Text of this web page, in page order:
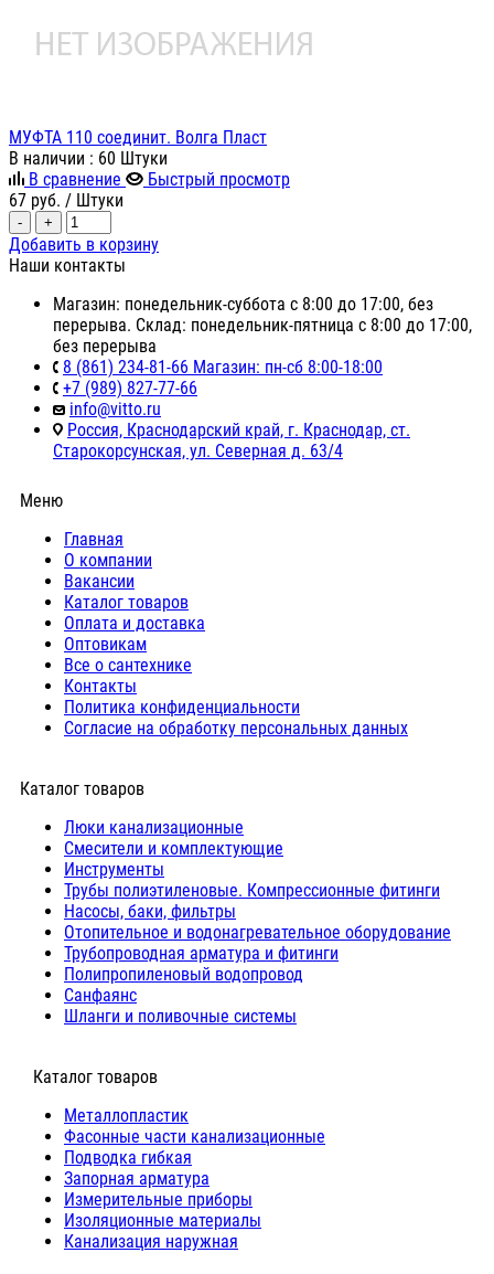
МУФТА 110 соединит. Волга Пласт
В наличии : 60 Штуки
В сравнение
Быстрый просмотр
67 руб. / Штуки
- +
Добавить в корзину
Наши контакты
Магазин: понедельник-суббота с 8:00 до 17:00, без
перерыва. Склад: понедельник-пятница с 8:00 до 17:00,
без перерыва
8 (861) 234-81-66 Магазин: пн-сб 8:00-18:00
+7 (989) 827-77-66
info@vitto.ru
Россия, Краснодарский край, г. Краснодар, ст.
Старокорсунская, ул. Северная д. 63/4
Меню
Главная
О компании
Вакансии
Каталог товаров
Оплата и доставка
Оптовикам
Все о сантехнике
Контакты
Политика конфиденциальности
Согласие на обработку персональных данных
Каталог товаров
Люки канализационные
Cмесители и комплектующие
Инструменты
Трубы полиэтиленовые. Компрессионные фитинги
Насосы, баки, фильтры
Отопительное и водонагревательное оборудование
Трубопроводная арматура и фитинги
Полипропиленовый водопровод
Санфаянс
Шланги и поливочные системы
⠀Каталог товаров
Металлопластик
Фасонные части канализационные
Подводка гибкая
Запорная арматура
Измерительные приборы
Изоляционные материалы
Канализация наружная